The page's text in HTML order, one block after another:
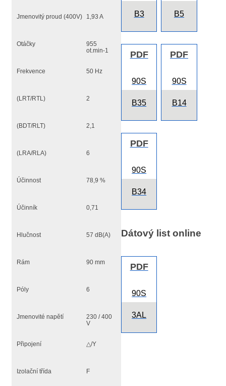
Jmenovitý proud (400V) 1,93 A
Otáčky
955
ot.min-1
Frekvence 50 Hz
(LRT/RTL) 2
(BDT/RLT) 2,1
(LRA/RLA) 6
Účinnost 78,9 %
Účinník 0,71
Hlučnost 57 dB(A)
Rám 90 mm
Póly 6
Jmenovité napětí
230 / 400
V
Připojení △/Y
Izolační třída F
B3 B5
PDF
90S
B35
PDF
90S
B14
PDF
90S
B34
Dátový list online
PDF
90S
3AL